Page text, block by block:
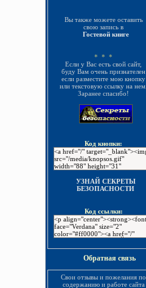
Вы также можете оставить
свою запись в
Гостевой книге
* * *
Если у Вас есть свой сайт,
буду Вам очень признателен
если разместите мою кнопку
или текстовую ссылку на нем.
Заранее спасибо!
Код кнопки:
УЗНАЙ СЕКРЕТЫ
БЕЗОПАСНОСТИ
Код ссылки:
Обратная связь
Свои отзывы и пожелания по
содержанию и работе сайта